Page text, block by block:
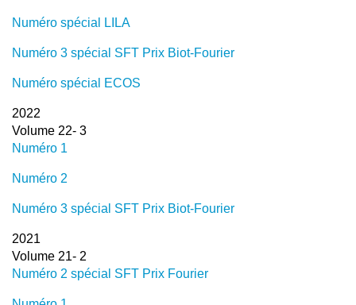
Numéro spécial LILA
Numéro 3 spécial SFT Prix Biot-Fourier
Numéro spécial ECOS
2022
Volume 22- 3
Numéro 1
Numéro 2
Numéro 3 spécial SFT Prix Biot-Fourier
2021
Volume 21- 2
Numéro 2 spécial SFT Prix Fourier